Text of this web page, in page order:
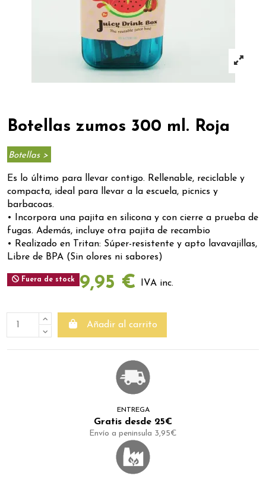
Botellas zumos 300 ml. Roja
Botellas >
Es lo último para llevar contigo. Rellenable, reciclable y
compacta, ideal para llevar a la escuela, picnics y
barbacoas.
• Incorpora una pajita en silicona y con cierre a prueba de
fugas. Además, incluye otra pajita de recambio
• Realizado en Tritan: Súper-resistente y apto lavavajillas,
Libre de BPA (Sin olores ni sabores)
Fuera de stock 9,95 € IVA inc.
Añadir al carrito
ENTREGA
Gratis desde 25€
Envío a peninsula 3,95€